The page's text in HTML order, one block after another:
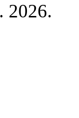
2026.